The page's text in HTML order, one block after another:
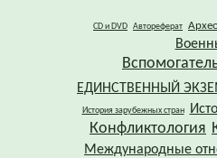
CD и DVD Автореферат
ЕДИНСТВЕННЫЙ
История зарубежных стран
Конфликтология
Международные